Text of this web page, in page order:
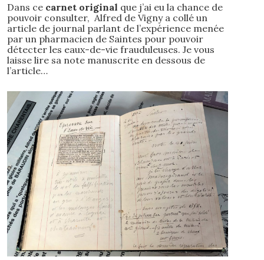
Dans ce carnet original que j’ai eu la chance de
pouvoir consulter, Alfred de Vigny a collé un
article de journal parlant de l’expérience menée
par un pharmacien de Saintes pour pouvoir
détecter les eaux-de-vie frauduleuses. Je vous
laisse lire sa note manuscrite en dessous de
l’article…